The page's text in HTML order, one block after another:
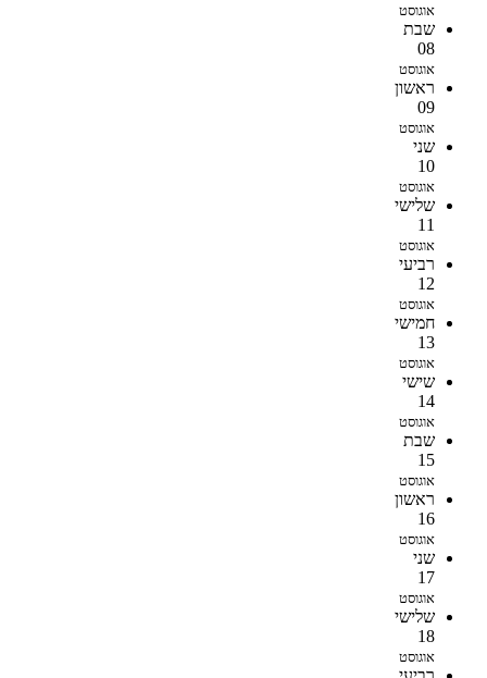
אוגוסט
שבת
08
אוגוסט
ראשון
09
אוגוסט
שני
10
אוגוסט
שלישי
11
אוגוסט
רביעי
12
אוגוסט
חמישי
13
אוגוסט
שישי
14
אוגוסט
שבת
15
אוגוסט
ראשון
16
אוגוסט
שני
17
אוגוסט
שלישי
18
אוגוסט